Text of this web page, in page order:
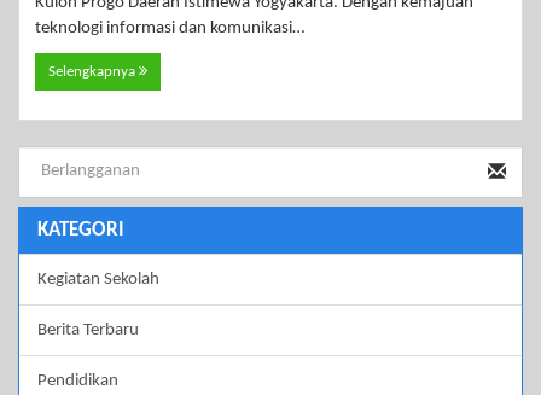
teknologi informasi dan komunikasi…
Selengkapnya
KATEGORI
Kegiatan Sekolah
Berita Terbaru
Pendidikan